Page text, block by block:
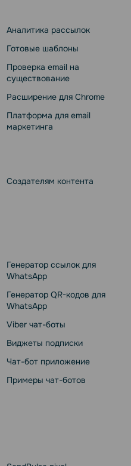
Аналитика рассылок
Готовые шаблоны
Проверка email на
существование
Расширение для Chrome
Платформа для email
маркетинга
Создателям контента
Генератор ссылок для
WhatsApp
Генератор QR-кодов для
WhatsApp
Viber чат-боты
Виджеты подписки
Чат-бот приложение
Примеры чат-ботов